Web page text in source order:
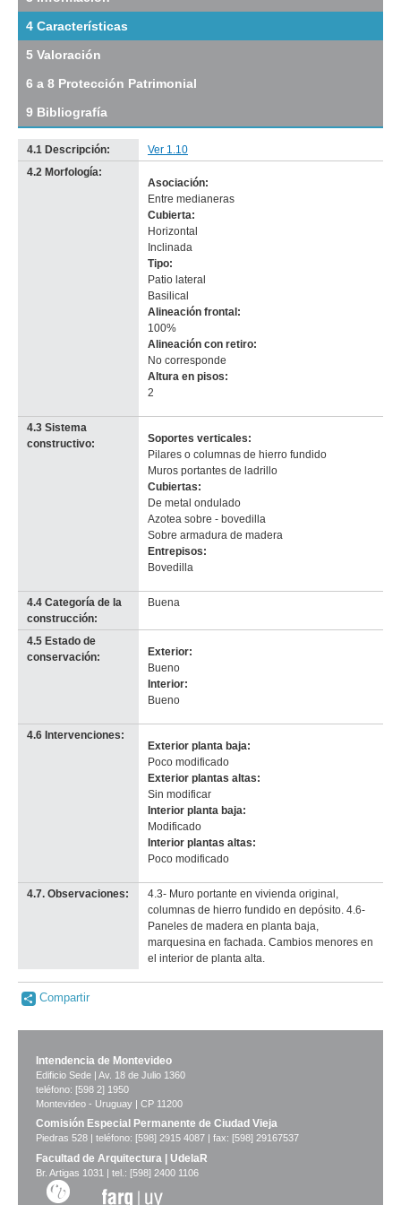
Cerro
Largo
(CL
1)
tamaño
original
Cerro Largo (CL 1)
Descarga tamaño completo
4 Características
5 Valoración
6 a 8 Protección Patrimonial
9 Bibliografía
4.1 Descripción:
Ver 1.10
4.2 Morfología:
Asociación:
Entre medianeras
Cubierta:
Horizontal
Inclinada
Tipo:
Patio lateral
Basilical
Alineación frontal:
100%
Alineación con retiro:
No corresponde
-
no
Altura en pisos:
2
4.3 Sistema
constructivo:
Soportes verticales:
Pilares o columnas de hierro fundido
Muros portantes de ladrillo
Cubiertas:
De metal ondulado
Azotea sobre - bovedilla
Sobre armadura de madera
Entrepisos:
Bovedilla
4.4 Categoría de la
construcción:
Buena
4.5 Estado de
conservación:
Exterior:
Bueno
Interior:
Bueno
4.6 Intervenciones:
Exterior planta baja:
Poco modificado
Exterior plantas altas:
Sin modificar
Interior planta baja:
Modificado
Interior plantas altas:
Poco modificado
4.7. Observaciones:
4.3- Muro portante en vivienda original,
columnas de hierro fundido en depósito. 4.6-
Paneles de madera en planta baja,
marquesina en fachada. Cambios menores en
el interior de planta alta.
Compartir
Intendencia de Montevideo
Edificio Sede | Av. 18 de Julio 1360
teléfono: [598 2] 1950
Montevideo - Uruguay | CP 11200
Comisión Especial Permanente de Ciudad Vieja
Piedras 528 | teléfono: [598] 2915 4087 | fax: [598] 29167537
Facultad de Arquitectura | UdelaR
Br. Artigas 1031 | tel.: [598] 2400 1106